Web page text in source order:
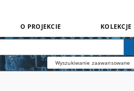
O PROJEKCIE KOLEKCJE
Wyszukiwanie zaawansowane